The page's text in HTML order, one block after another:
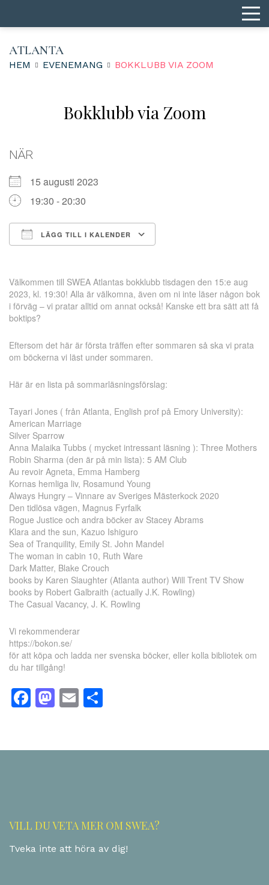
ATLANTA
HEM EVENEMANG BOKKLUBB VIA ZOOM
Bokklubb via Zoom
NÄR
15 augusti 2023
19:30 - 20:30
LÄGG TILL I KALENDER
Välkommen till SWEA Atlantas bokklubb tisdagen den 15:e aug
2023, kl. 19:30! Alla är välkomna, även om ni inte läser någon bok
i förväg – vi pratar alltid om annat också! Kanske ett bra sätt att få
boktips?
Eftersom det här är första träffen efter sommaren så ska vi prata
om böckerna vi läst under sommaren.
Här är en lista på sommarläsningsförslag:
Tayari Jones ( från Atlanta, English prof på Emory University):
American Marriage
Silver Sparrow
Anna Malaika Tubbs ( mycket intressant läsning ): Three Mothers
Robin Sharma (den är på min lista): 5 AM Club
Au revoir Agneta, Emma Hamberg
Kornas hemliga liv, Rosamund Young
Always Hungry – Vinnare av Sveriges Mästerkock 2020
Den tidlösa vägen, Magnus Fyrfalk
Rogue Justice och andra böcker av Stacey Abrams
Klara and the sun, Kazuo Ishiguro
Sea of Tranquility, Emily St. John Mandel
The woman in cabin 10, Ruth Ware
Dark Matter, Blake Crouch
books by Karen Slaughter (Atlanta author) Will Trent TV Show
books by Robert Galbraith (actually J.K. Rowling)
The Casual Vacancy, J. K. Rowling
Vi rekommenderar
https://bokon.se/
för att köpa och ladda ner svenska böcker, eller kolla bibliotek om
du har tillgång!
Facebook
Mastodon
Email
VILL DU VETA MER OM SWEA?
Tveka inte att höra av dig!